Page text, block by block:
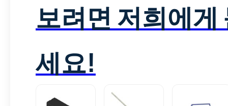
보려면 저희에게
세요!